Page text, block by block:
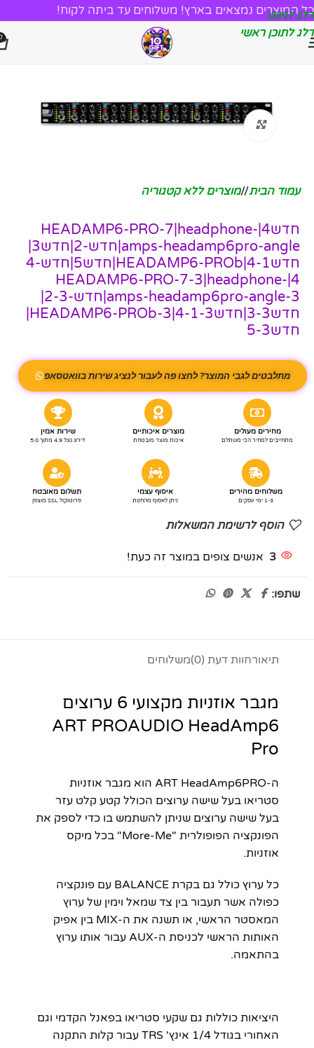
דלג לניווט
דלג לתוכן ראשי
כל המוצרים נמצאים בארץ! משלוחים עד ביתה לקוח!
לחץ להגדלה
עמוד הבית/ מוצרים ללא קטגוריה
חדש4|HEADAMP6-PRO-7|headphone-
חדש4-1|HEADAMP6-PROb|חדש5|חדש4-
4|HEADAMP6-PRO-7-3|headphone-
חדש5-3
מתלבטים לגבי המוצר? לחצו פה לעבור לנציג שירות בוואטסאפ
מחירים מעולים
מתחייבים למחיר הכי משתלם
מוצרים איכותיים
איכות מוצר מובטחת
שירות אמין
דירוג גוגל 4.9 מתוך 5.0
משלוחים מהירים
1-3 ימי עסקים
איסוף עצמי
ניתן לאסוף מהחנות
תשלום מאובטח
פרוטוקול SSL מוצפן
הוסף לרשימת המשאלות
3 אנשים צופים במוצר זה כעת!
שתפו:
תיאורחוות דעת (0) משלוחים
מגבר אוזניות מקצועי 6 ערוצים
ART PROAUDIO HeadAmp6
Pro
ה-ART HeadAmp6PRO הוא מגבר אוזניות
סטריאו בעל שישה ערוצים הכולל קטע קלט עזר
בעל שישה ערוצים שניתן להשתמש בו כדי לספק את
הפונקציה הפופולרית "More-Me" בכל מיקס
אוזניות.
כל ערוץ כולל גם בקרת BALANCE עם פונקציה
כפולה אשר תעבור בין צד שמאל וימין של ערוץ
המאסטר הראשי, או תשנה את ה-MIX בין אפיק
האותות הראשי לכניסת ה-AUX עבור אותו ערוץ
בהתאמה.
היציאות כוללות גם שקעי סטריאו בפאנל הקדמי וגם
האחורי בגודל 1/4 אינץ' TRS עבור קלות התקנה